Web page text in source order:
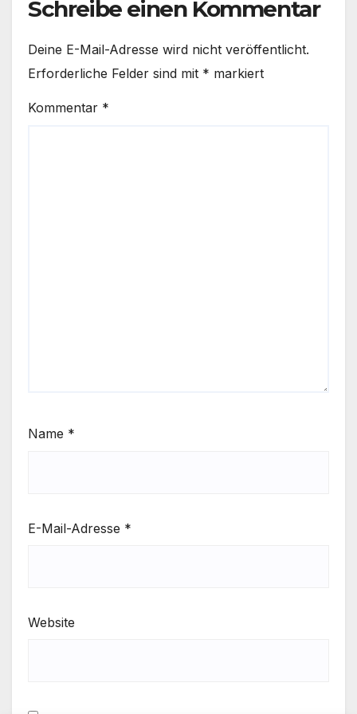
Schreibe einen Kommentar
Deine E-Mail-Adresse wird nicht veröffentlicht.
Erforderliche Felder sind mit * markiert
Kommentar *
Name *
E-Mail-Adresse *
Website